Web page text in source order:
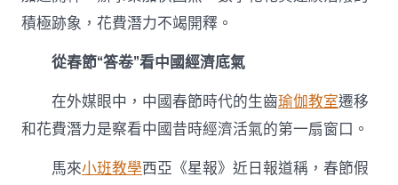
積極跡象，花費潛力不竭開釋。
從春節“答卷”看中國經濟底氣
在外媒眼中，中國春節時代的生齒瑜伽教室遷移
和花費潛力是察看中國昔時經濟活氣的第一扇窗口。
馬來小班教學西亞《星報》近日報道稱，春節假